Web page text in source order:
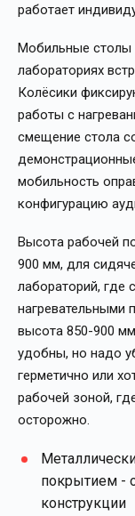
работает
Мобильные столы
лабораториях
Колёсики
работы с
смещение стола
мобильность
конфигурацию
Высота рабочей
900 мм, для
лабораторий, где
нагревательными
высота 850-900
удобны, но надо
герметично или
рабочей зоной,
осторожно.
покрытием -
конструкции